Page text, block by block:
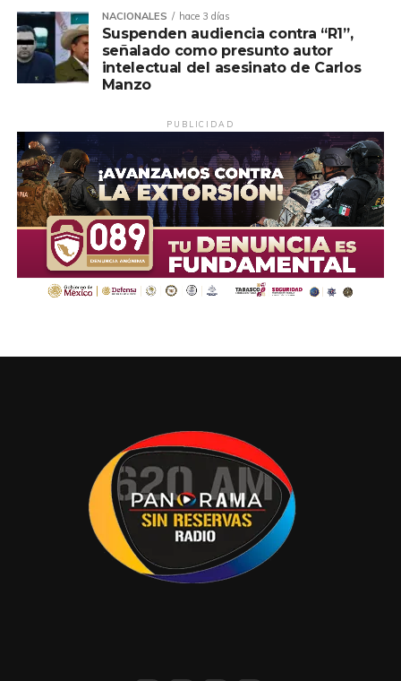
NACIONALES hace 3 días
Suspenden audiencia contra “R1”,
señalado como presunto autor
intelectual del asesinato de Carlos
Manzo
PUBLICIDAD